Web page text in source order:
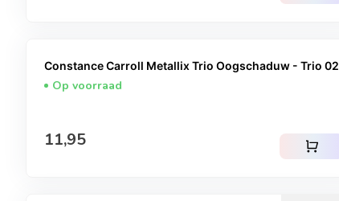
Constance Carroll Metallix Trio Oogschaduw - Trio 02
Op voorraad
Normale prijs
11,95 shopping_cart